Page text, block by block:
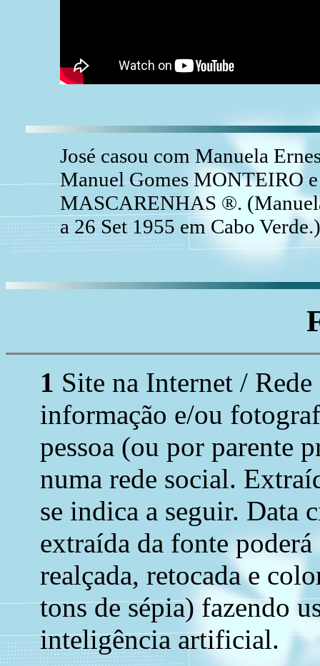
José casou com Manuela
Manuel Gomes MONTEIRO
MASCARENHAS ®.
a 26 Set 1955 em Cabo Verde.)
1 Site na Internet /
informação e/ou
pessoa (ou por parente
numa rede social.
se indica a seguir.
extraída da fonte
realçada, retocada e
tons de sépia) fazendo
inteligência artificial.